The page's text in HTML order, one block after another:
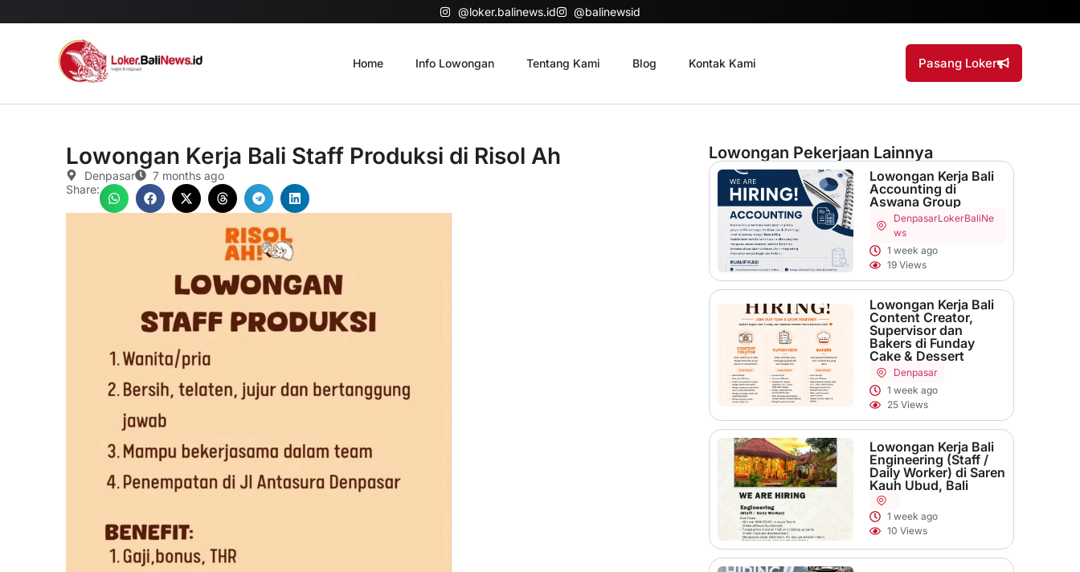
@loker.balinews.id @balinewsid
Home Info Lowongan Tentang Kami Blog Kontak Kami Pasang Loker
Lowongan Kerja Bali Staff Produksi di Risol Ah
Denpasar
7 months ago
Share:
Lowongan Pekerjaan Lainnya
Lowongan Kerja Bali
Accounting di
Aswana Group
DenpasarLokerBaliNe
ws
1 week ago
19 Views
Lowongan Kerja Bali
Content Creator,
Supervisor dan
Bakers di Funday
Cake & Dessert
Denpasar
1 week ago
25 Views
Lowongan Kerja Bali
Engineering (Staff /
Daily Worker) di Saren
Kauh Ubud, Bali
1 week ago
10 Views